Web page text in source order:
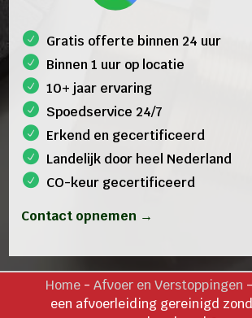
Gratis offerte binnen 24 uur
Binnen 1 uur op locatie
10+ jaar ervaring
Spoedservice 24/7
Erkend en gecertificeerd
Landelijk door heel Nederland
CO-keur gecertificeerd
Contact opnemen →
Home- Afvoer en Verstoppingen -
een afvoerleiding gereinigd